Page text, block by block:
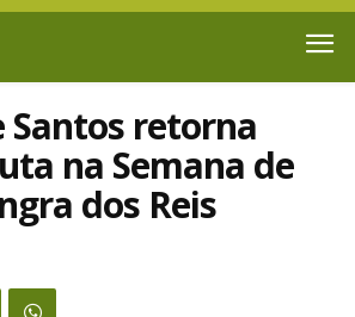
Santos retorna
na Semana de
dos Reis